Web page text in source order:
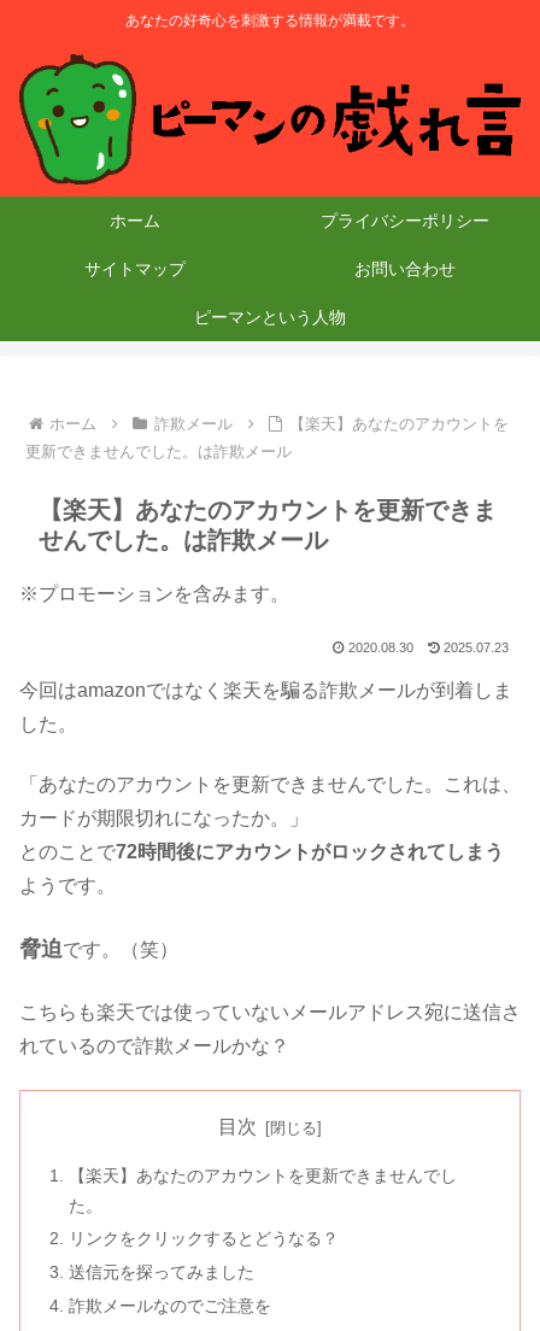
あなたの好奇心を刺激する情報が満載です。
ホーム プライバシーポリシー
サイトマップ お問い合わせ
ピーマンという人物
ホーム 詐欺メール
【楽天】あなたのアカウントを
更新できませんでした。は詐欺メール
【楽天】あなたのアカウントを更新できま
せんでした。は詐欺メール
※プロモーションを含みます。
2020.08.30 2025.07.23
今回はamazonではなく楽天を騙る詐欺メールが到着しま
した。
「あなたのアカウントを更新できませんでした。これは、
カードが期限切れになったか。」
とのことで72時間後にアカウントがロックされてしまう
ようです。
脅迫です。（笑）
こちらも楽天では使っていないメールアドレス宛に送信さ
れているので詐欺メールかな？
目次
【楽天】あなたのアカウントを更新できませんでし
た。
リンクをクリックするとどうなる？
送信元を探ってみました
詐欺メールなのでご注意を